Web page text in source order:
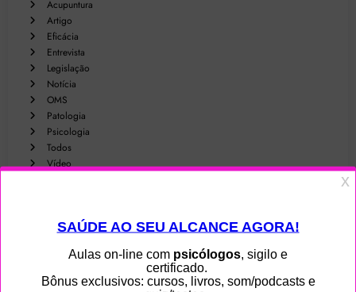
Acupuntura
Artigo
Eficácia
Entrevista
Legislação
Notícia
OMS
Patologia
Psicologia
Todos
Vídeo
Publicações
Academia